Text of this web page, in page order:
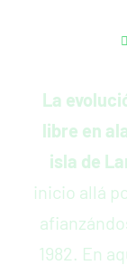
La
libre en
isla de
inicio allá
1982. En